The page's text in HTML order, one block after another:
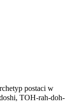
postaci w
TOH-rah-doh-